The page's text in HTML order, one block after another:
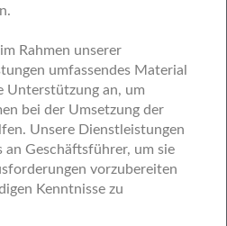
Rahmen unserer
umfassendes Material
Unterstützung an, um
bei der Umsetzung der
Unsere Dienstleistungen
an Geschäftsführer, um sie
vorzubereiten
Kenntnisse zu